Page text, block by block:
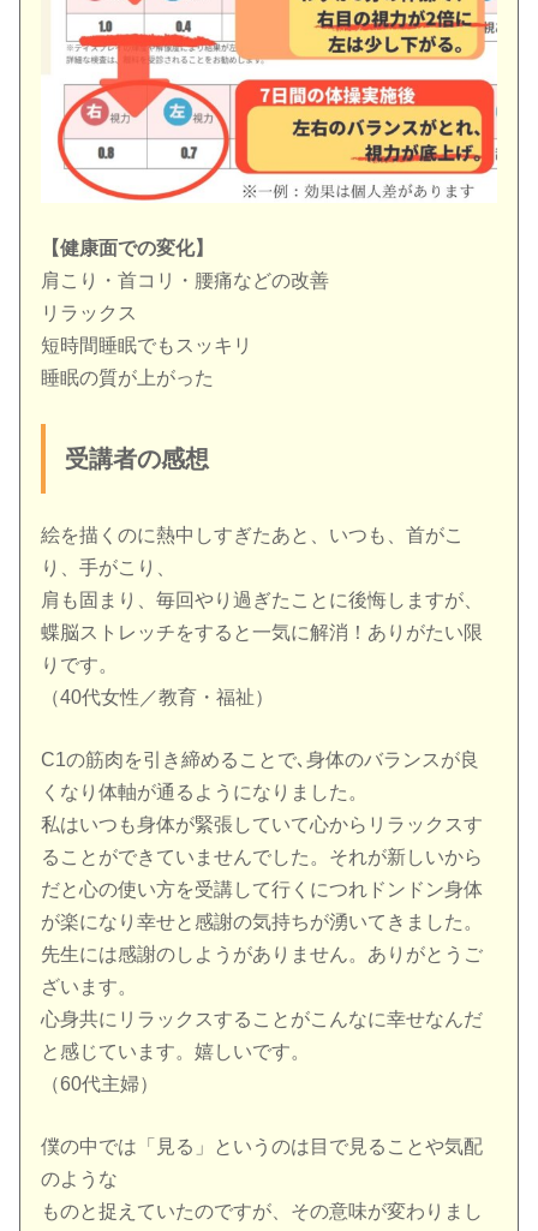
【健康面での変化】
肩こり・首コリ・腰痛などの改善
リラックス
短時間睡眠でもスッキリ
睡眠の質が上がった
受講者の感想
絵を描くのに熱中しすぎたあと、いつも、首がこ
り、手がこり、
肩も固まり、毎回やり過ぎたことに後悔しますが、
蝶脳ストレッチをすると一気に解消！ありがたい限
りです。
（40代女性／教育・福祉）
C1の筋肉を引き締めることで､身体のバランスが良
くなり体軸が通るようになりました。
私はいつも身体が緊張していて心からリラックスす
ることができていませんでした。それが新しいから
だと心の使い方を受講して行くにつれドンドン身体
が楽になり幸せと感謝の気持ちが湧いてきました。
先生には感謝のしようがありません。ありがとうご
ざいます。
心身共にリラックスすることがこんなに幸せなんだ
と感じています。嬉しいです。
（60代主婦）
僕の中では「見る」というのは目で見ることや気配
のような
ものと捉えていたのですが、その意味が変わりまし